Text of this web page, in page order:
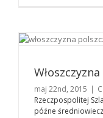
maj 22nd, 2015 |
Rzeczpospolitej
późne